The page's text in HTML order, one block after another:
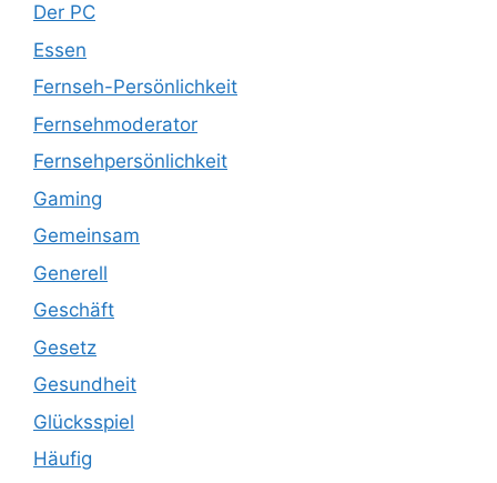
Der PC
Essen
Fernseh-Persönlichkeit
Fernsehmoderator
Fernsehpersönlichkeit
Gaming
Gemeinsam
Generell
Geschäft
Gesetz
Gesundheit
Glücksspiel
Häufig